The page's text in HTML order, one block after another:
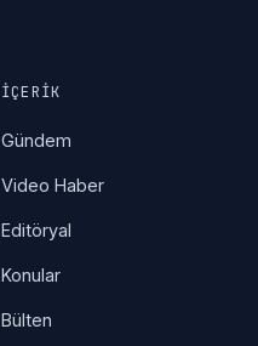
İÇERIK
Gündem
Video Haber
Editöryal
Konular
Bülten